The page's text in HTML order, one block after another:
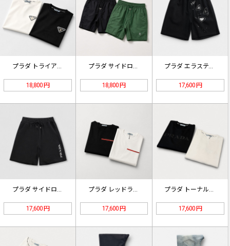
プラダ トライアングルチェスト ロゴ…
18,800 円
プラダ サイドロゴ ナイロン ショー…
18,800 円
プラダ エラスティックウエスト ショ…
17,600 円
プラダ サイドロゴ ショーツ ブラッ…
17,600 円
プラダ レッドライン ロゴ ティーシ…
17,600 円
プラダ トーナルロゴ ティーシャツ …
17,600 円